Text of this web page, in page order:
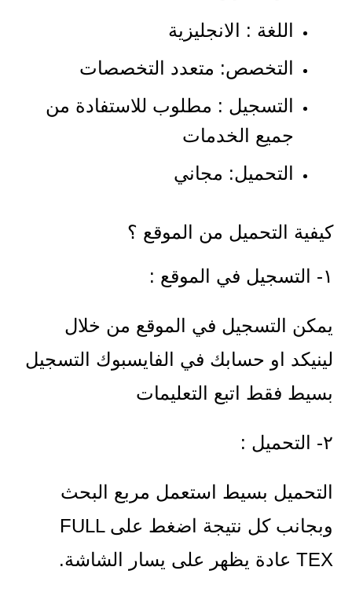
اللغة : الانجليزية
التخصص: متعدد التخصصات
التسجيل : مطلوب للاستفادة من
جميع الخدمات
التحميل: مجاني
كيفية التحميل من الموقع ؟
١- التسجيل في الموقع :
يمكن التسجيل في الموقع من خلال
لينيكد او حسابك في الفايسبوك التسجيل
بسيط فقط اتبع التعليمات
٢- التحميل :
التحميل بسيط استعمل مربع البحث
وبجانب كل نتيجة اضغط على FULL
TEX عادة يظهر على يسار الشاشة.